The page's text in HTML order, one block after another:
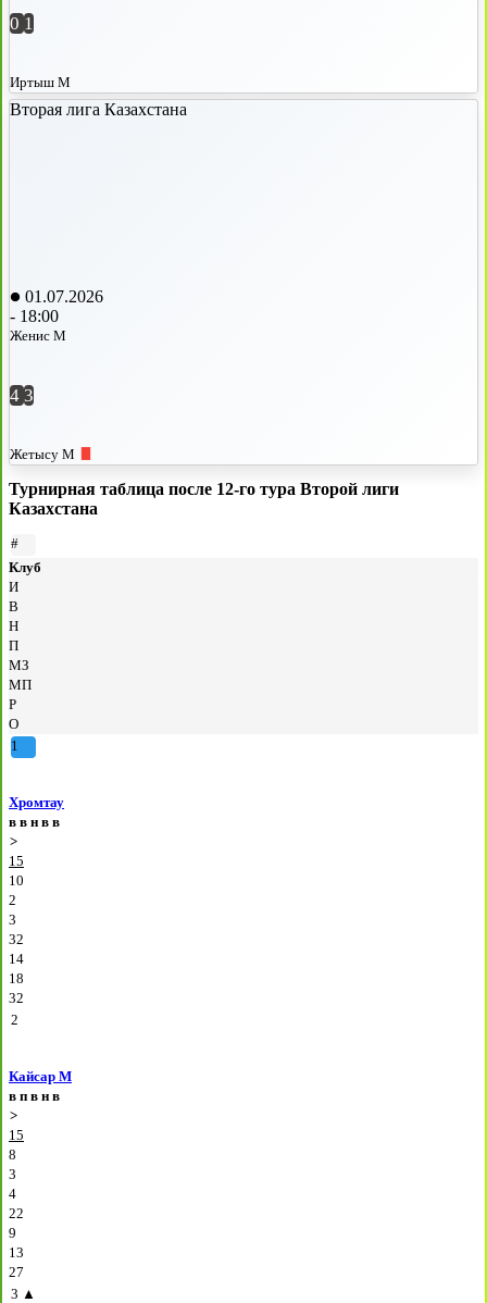
01
Иртыш М
Вторая лига Казахстана
01.07.2026
- 18:00
Женис М
43
Жетысу М
Турнирная таблица после 12-го тура Второй лиги
Казахстана
#
Клуб
И
В
Н
П
МЗ
МП
Р
О
1
Хромтау
в в н в в
>
15
10
2
3
32
14
18
32
2
Кайсар М
в п в н в
>
15
8
3
4
22
9
13
27
3 ▲